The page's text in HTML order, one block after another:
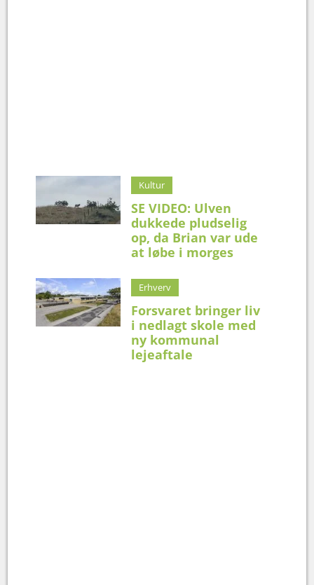
Kultur
SE VIDEO: Ulven
dukkede pludselig
op, da Brian var ude
at løbe i morges
Erhverv
Forsvaret bringer liv
i nedlagt skole med
ny kommunal
lejeaftale